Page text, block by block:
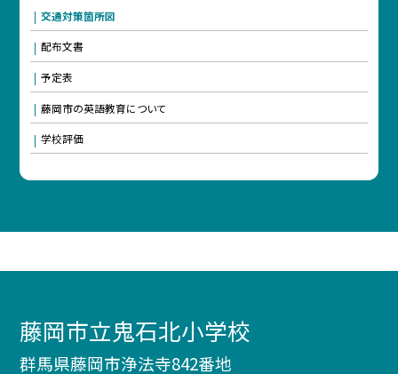
交通対策箇所図
配布文書
予定表
藤岡市の英語教育について
学校評価
藤岡市立鬼石北小学校
群馬県藤岡市浄法寺842番地